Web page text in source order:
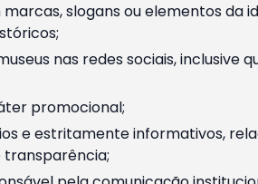
slogans ou elementos da
nas redes sociais, inclusive
promocional;
e estritamente informativos,
transparência;